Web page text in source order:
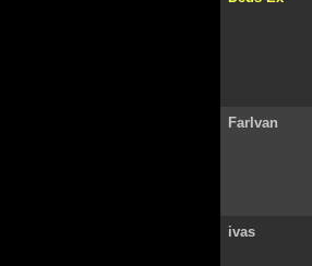
FarIvan
ivas